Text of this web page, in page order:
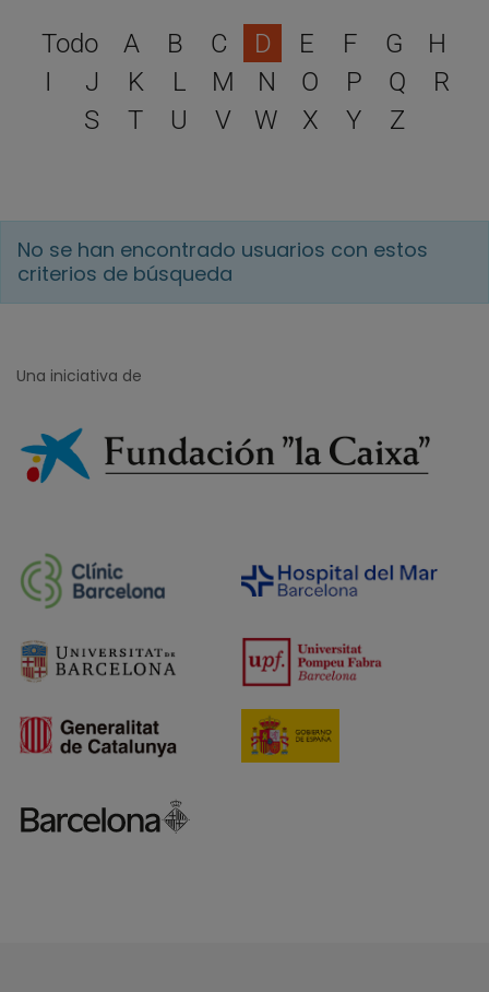
Selecciona una letra
Todo A B C D E F G
H
I
J K L M N O P Q
R
S
T U V W X Y Z
No se han encontrado usuarios con estos
criterios de búsqueda
Una iniciativa de